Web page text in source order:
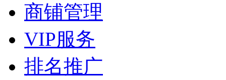
商铺管理
VIP服务
排名推广